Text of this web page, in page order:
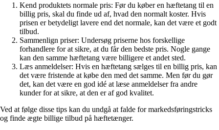
Kend produktets normale pris: Før du køber en hæftetang til en
billig pris, skal du finde ud af, hvad den normalt koster. Hvis
prisen er betydeligt lavere end det normale, kan det være et godt
tilbud.
Sammenlign priser: Undersøg priserne hos forskellige
forhandlere for at sikre, at du får den bedste pris. Nogle gange
kan den samme hæftetang være billigere et andet sted.
Læs anmeldelser: Hvis en hæftetang sælges til en billig pris, kan
det være fristende at købe den med det samme. Men før du gør
det, kan det være en god idé at læse anmeldelser fra andre
kunder for at sikre, at den er af god kvalitet.
Ved at følge disse tips kan du undgå at falde for markedsføringstricks
og finde ægte billige tilbud på hæftetænger.